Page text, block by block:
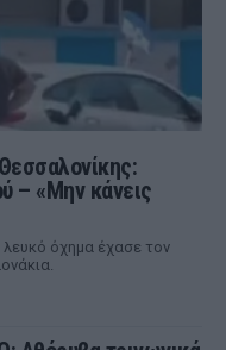
– «Μην κάνεις
όχημα έχασε τον